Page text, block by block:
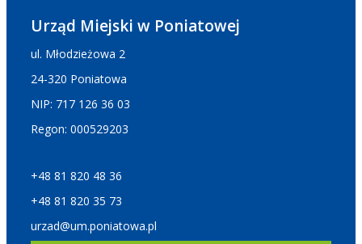
Urząd Miejski w Poniatowej
ul. Młodzieżowa 2
24-320 Poniatowa
NIP: 717 126 36 03
Regon: 000529203
+48 81 820 48 36
+48 81 820 35 73
urzad@um.poniatowa.pl